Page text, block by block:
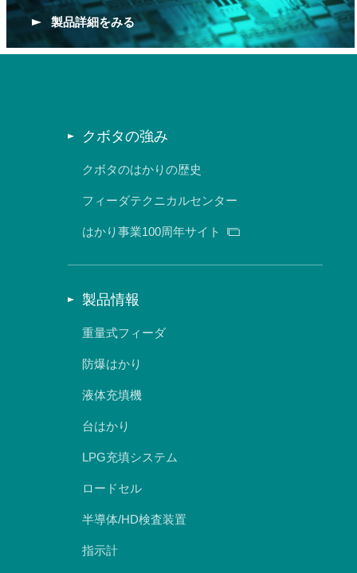
製品詳細をみる
クボタの強み
クボタのはかりの歴史
フィーダテクニカルセンター
はかり事業100周年サイト
製品情報
重量式フィーダ
防爆はかり
液体充填機
台はかり
LPG充填システム
ロードセル
半導体/HD検査装置
指示計